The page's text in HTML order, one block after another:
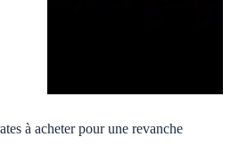
à acheter pour une revanche